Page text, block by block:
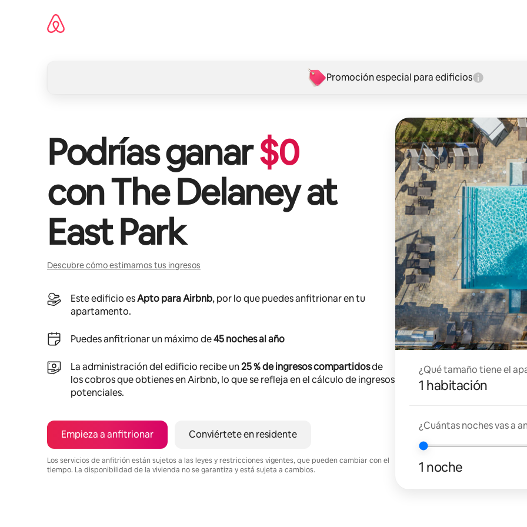
Promoción especial para edificios
Podrías ganar$0
conThe Delaney at
East Park
Descubre cómo estimamos tus ingresos
Este edificio esApto para Airbnb, por lo que puedes anfitrionar en tu
apartamento.
Puedes anfitrionar un máximo de45 noches al año
La administración del edificio recibe un25 % de ingresos compartidosde
los cobros que obtienes en Airbnb, lo que se refleja en el cálculo de ingresos
potenciales.
Empieza a anfitrionar Conviértete en residente
Los servicios de anfitrión están sujetos a las leyes y restricciones vigentes, que pueden cambiar con el
tiempo. La disponibilidad de la vivienda no se garantiza y está sujeta a cambios.
¿Qué tamaño tiene el
1 habitación
¿Cuántas noches vas a
1 noche